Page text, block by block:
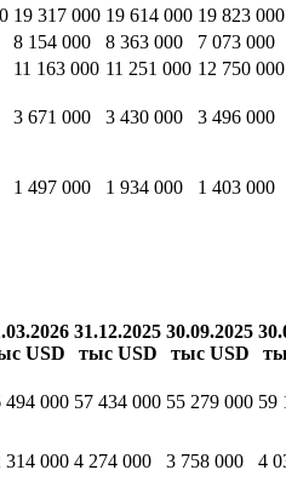
19 317 000 19 614 000 19 823 000
8 154 000 8 363 000
7 073 000
11 163 000 11 251 000 12 750 000
3 671 000 3 430 000 3 496 000
1 497 000 1 934 000 1 403 000
USD
31.12.2025
тыс USD
30.09.2025
тыс USD
494 000 57 434 000 55 279 000 59
314 000 4 274 000 3 758 000
4